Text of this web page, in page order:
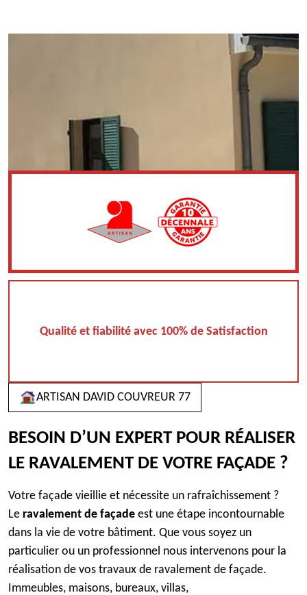
Qualité et fiabilité avec 100% de Satisfaction
ARTISAN DAVID COUVREUR 77
BESOIN D’UN EXPERT POUR RÉALISER
LE RAVALEMENT DE VOTRE FAÇADE ?
Votre façade vieillie et nécessite un rafraîchissement ?
Le ravalement de façade est une étape incontournable
dans la vie de votre bâtiment. Que vous soyez un
particulier ou un professionnel nous intervenons pour la
réalisation de vos travaux de ravalement de façade.
Immeubles, maisons, bureaux, villas,